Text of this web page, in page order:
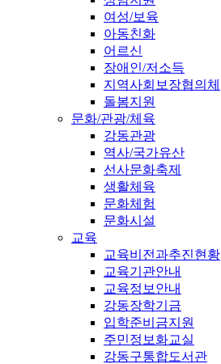
여성/보육
아동친화
어르신
장애인/저소득
지역사회보장협의체
돌봄지원
문화/관광/체육
강동관광
역사/국가유산
선사문화축제
생활체육
문화체험
문화시설
교육
교육비전과추진현황
교육기관안내
교육정보안내
강동장학기금
입학준비금지원
주민정보화교실
강동구통합도서관